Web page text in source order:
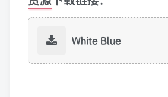
White Blue